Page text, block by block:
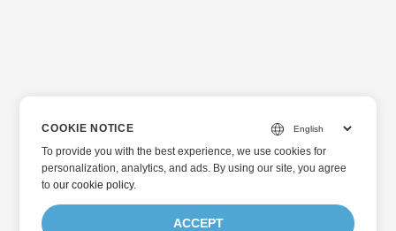
COOKIE NOTICE
To provide you with the best experience, we use cookies for
personalization, analytics, and ads. By using our site, you agree
toour cookie policy.
ACCEPT